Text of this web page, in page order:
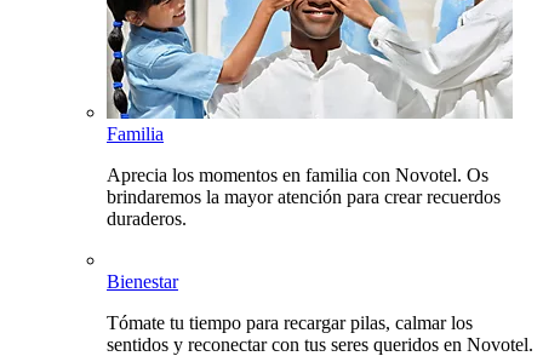
Familia
Aprecia los momentos en familia con Novotel. Os
brindaremos la mayor atención para crear recuerdos
duraderos.
Bienestar
Tómate tu tiempo para recargar pilas, calmar los
sentidos y reconectar con tus seres queridos en Novotel.